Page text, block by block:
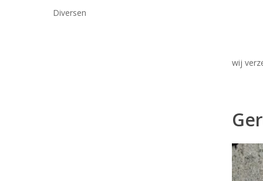
Druk op Enter om te zoeken of ESC om te sluiten
Diversen
wij